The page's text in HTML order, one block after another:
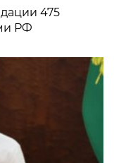
475
РФ